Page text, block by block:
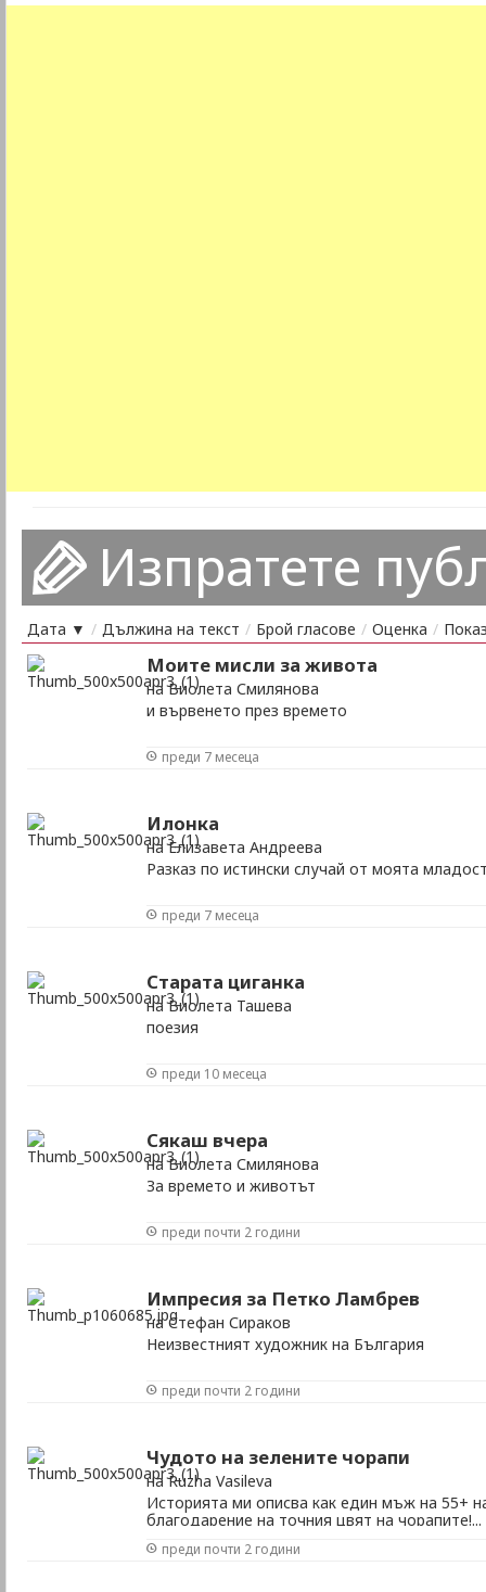
Изпратете
Дата ▼ / Дължина на текст / Брой гласове / Оценка /
Моите мисли за живота
на Виолета Смилянова
и вървенето през времето
преди 7 месеца
Илонка
на Елизавета Андреева
Разказ по истински случай от моята
преди 7 месеца
Старата циганка
на Виолета Ташева
поезия
преди 10 месеца
Сякаш вчера
на Виолета Смилянова
За времето и животът
преди почти 2 години
Импресия за Петко Ламбрев
на Стефан Сираков
Неизвестният художник на България
преди почти 2 години
Чудото на зелените чорапи
на Ruzha Vasileva
Историята ми описва как един мъж на 55+
благодарение на точния цвят на чорапите!...
преди почти 2 години